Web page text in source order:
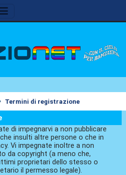
Termini di registrazione
di impegnarvi a non pubblicare
insulti altre persone o che in
Vi impegnate inoltre a non
da copyright (a meno che,
proprietari dello stesso o
il permesso legale).